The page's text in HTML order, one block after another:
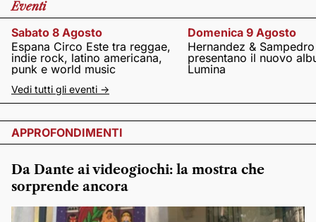
Eventi
Sabato 8 Agosto
Espana Circo Este tra reggae,
indie rock, latino americana,
punk e world music
Domenica 9 Agosto
Hernandez & Sampedro
presentano il nuovo
Lumina
Vedi tutti gli eventi ->
APPROFONDIMENTI
Da Dante ai videogiochi: la mostra che
sorprende ancora